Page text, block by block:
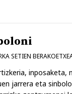
SETIEN
inposaketa,
jarrera eta